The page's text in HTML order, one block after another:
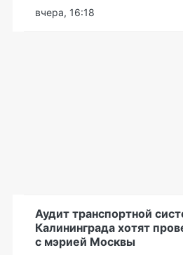
вчера, 16:18
Аудит транспортной
Калининграда хотят
с мэрией Москвы